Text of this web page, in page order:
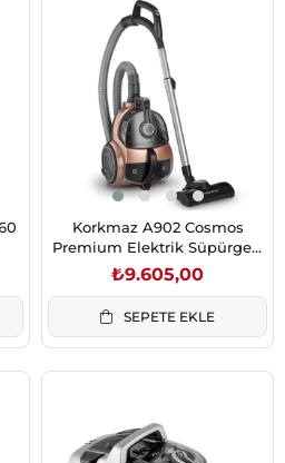
Korkmaz A902 Cosmos
Premium Elektrik Süpürgesi
Rosegold/Siyah
₺9.605,00
SEPETE EKLE